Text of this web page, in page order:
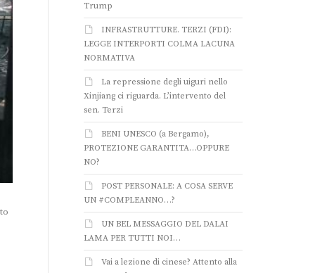
Trump
INFRASTRUTTURE. TERZI (FDI):
LEGGE INTERPORTI COLMA LACUNA
NORMATIVA
La repressione degli uiguri nello
Xinjiang ci riguarda. L’intervento del
sen. Terzi
BENI UNESCO (a Bergamo),
PROTEZIONE GARANTITA…OPPURE
NO?
POST PERSONALE: A COSA SERVE
UN #COMPLEANNO…?
UN BEL MESSAGGIO DEL DALAI
LAMA PER TUTTI NOI…
Vai a lezione di cinese? Attento alla